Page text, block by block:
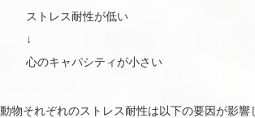
ストレス耐性が低い
↓
心のキャパシティが小さい
動物それぞれのストレス耐性は以下の要因が影響